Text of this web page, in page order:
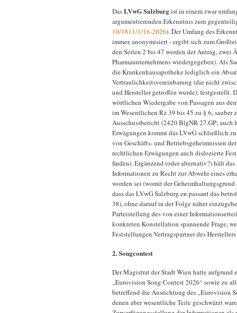
DasLVwG Salzburgist in einem zwar
argumentierenden Erkenntnis zum
10/1811/1/16-2026). Der Umfang des
immer, anonymisiert - ergibt sich zum
den Seiten 2 bis 47 werden der Antrag, zwei
Pharmaunternehmens wiedergegeben). Als
die Krankenhausapotheke lediglich ein
Vertraulichkeitsvereinbarung (die nicht
und Hersteller getroffen wurde), festgestellt.
wörtlichen Wiedergabe von Passagen aus
im Wesentlichen Rz 39 bis 45 zu § 6, sauber
Ausschussbericht (2420 BlgNR 27.GP;
Erwägungen kommt das LVwG schließlich
von Geschäfts- und Betriebsgeheimnissen
rechtlichen Erwägungen auch dislozierte
finden). Ergänzend (oder alternativ?) hält
Informationen zu Recht zur Abwehr eines
worden sei (womit der
dass das LVwG Salzburg en passant das
38), ohne darauf in der Folge näher
Parteistellung des von einer
konkreten Konstellation spannende Frage,
Feststellungen Vertragspartner des
2. Songcontest
Der Magistrat der Stadt Wien hatte aufgrund
„Eurovision Song Contest 2026“ sowie zu
betreffend die Ausrichtung des „Eurovision
denen aber wesentliche Teile geschwärzt